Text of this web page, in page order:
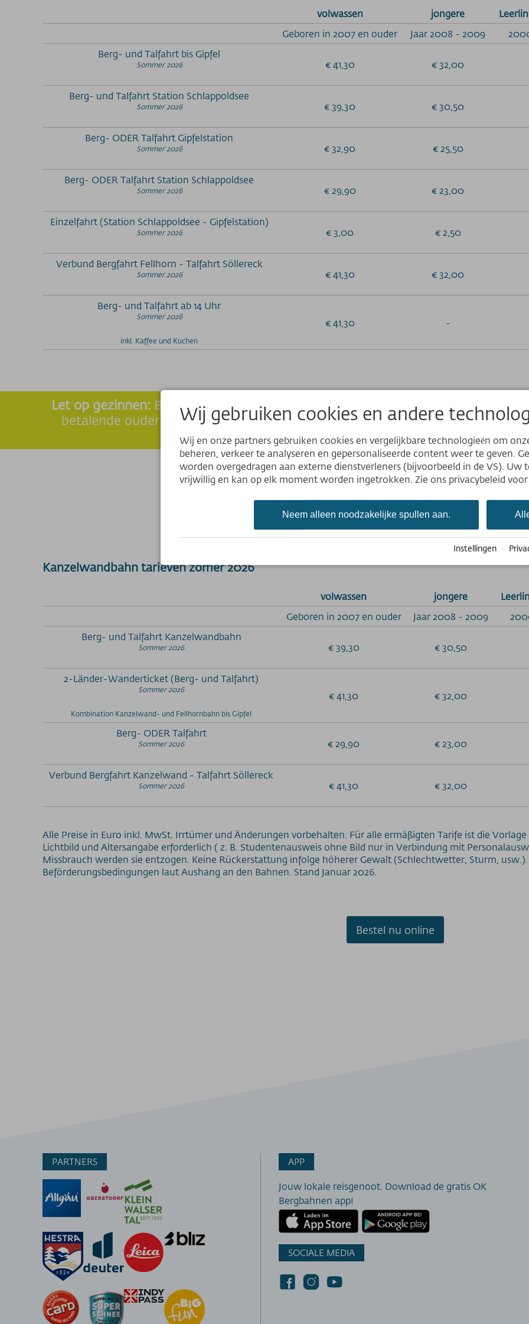
volwassen jongere
Geboren in 2007 en ouder
Jaar 2008 - 2009
Berg- und Talfahrt bis Gipfel
Sommer 2026 € 41,30 € 32,00
Berg- und Talfahrt Station Schlappoldsee
Sommer 2026 € 39,30 € 30,50
Berg- ODER Talfahrt Gipfelstation
Sommer 2026 € 32,90 € 25,50
Berg- ODER Talfahrt Station Schlappoldsee
Sommer 2026 € 29,90 € 23,00
Einzelfahrt (Station Schlappoldsee - Gipfelstation)
Sommer 2026 € 3,00 € 2,50
Verbund Bergfahrt Fellhorn - Talfahrt Söllereck
Sommer 2026 € 41,30 € 32,00
Berg- und Talfahrt ab 14 Uhr
Sommer 2026
inkl. Kaffee und Kuchen
€ 41,30 -
Let op gezinnen: Binnen een gezin betaalt alleen het eerste kind (geboren
betalende ouder). Alle andere kinderen in het gezin reizen deze zomer
reizen ook gratis.
Bestel nu online
Kanzelwandbahn tarieven zomer 2026
volwassen jongere
Geboren in 2007 en ouder
Jaar 2008 - 2009
Berg- und Talfahrt Kanzelwandbahn
Sommer 2026 € 39,30 € 30,50
2-Länder-Wanderticket (Berg- und Talfahrt)
Sommer 2026
Kombination Kanzelwand- und Fellhornbahn bis Gipfel
€ 41,30 € 32,00
Berg- ODER Talfahrt
Sommer 2026 € 29,90 € 23,00
Verbund Bergfahrt Kanzelwand - Talfahrt Söllereck
Sommer 2026 € 41,30 € 32,00
Alle Preise in Euro inkl. MwSt. Irrtümer und Änderungen vorbehalten. Für alle ermäßigten Tarife ist die
Lichtbild und Altersangabe erforderlich ( z. B. Studentenausweis ohne Bild nur in Verbindung mit
Missbrauch werden sie entzogen. Keine Rückerstattung infolge höherer Gewalt (Schlechtwetter, Sturm,
Beförderungsbedingungen laut Aushang an den Bahnen. Stand Januar 2026.
Bestel nu online
PARTNERS APP
Jouw lokale reisgenoot. Download de gratis OK
Bergbahnen app!
SOCIALE MEDIA
Wij gebruiken cookies en andere
Wij en onze partners gebruiken cookies en vergelijkbare technologieën om
beheren, verkeer te analyseren en gepersonaliseerde content weer te geven.
worden overgedragen aan externe dienstverleners (bijvoorbeeld in de VS). Uw
vrijwillig en kan op elk moment worden ingetrokken. Zie ons privacybeleid
Neem alleen noodzakelijke spullen aan.
Instellingen ·
Website
Deutsch
Nederlands